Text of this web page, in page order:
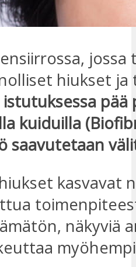
jossa
hiukset ja
pää
kuiduilla
saavutetaan
kasvavat
näkyviä